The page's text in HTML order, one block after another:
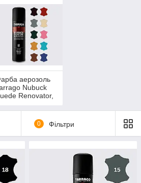
в собі традиції якості та сучасні
довговічнішим і стійкішим до
аерозоль
Nubuck
Renovator,
0 Фільтри